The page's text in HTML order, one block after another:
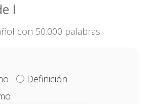
l
con 50.000 palabras
Definición